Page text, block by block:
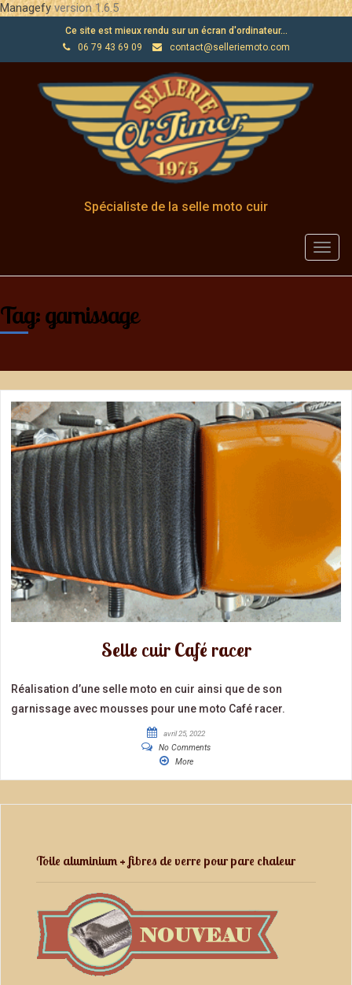
Managefyversion 1.6.5
Ce site est mieux rendu sur un écran d'ordinateur...
06 79 43 69 09
contact@selleriemoto.com
Spécialiste de la selle moto cuir
Tag: garnissage
Selle cuir Café racer
Réalisation d’une selle moto en cuir ainsi que de son
garnissage avec mousses pour une moto Café racer.
avril 25, 2022
No Comments
More
Toile aluminium + fibres de verre pour pare chaleur